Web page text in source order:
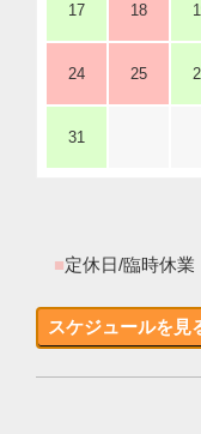
17 18
24 25
31
■定休日/臨時休
スケジュールを見